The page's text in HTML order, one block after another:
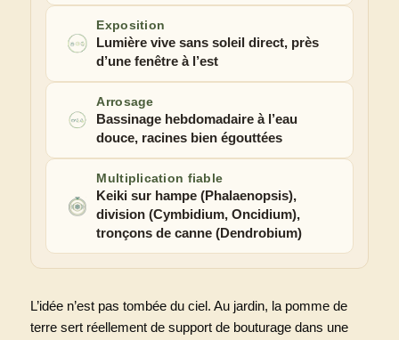
Exposition
Lumière vive sans soleil direct, près
d’une fenêtre à l’est
Arrosage
Bassinage hebdomadaire à l’eau
douce, racines bien égouttées
Multiplication fiable
Keiki sur hampe (Phalaenopsis),
division (Cymbidium, Oncidium),
tronçons de canne (Dendrobium)
L’idée n’est pas tombée du ciel. Au jardin, la pomme de
terre sert réellement de support de bouturage dans une